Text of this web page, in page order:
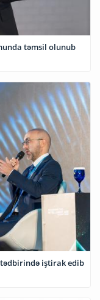
təmsil olunub
iştirak edib